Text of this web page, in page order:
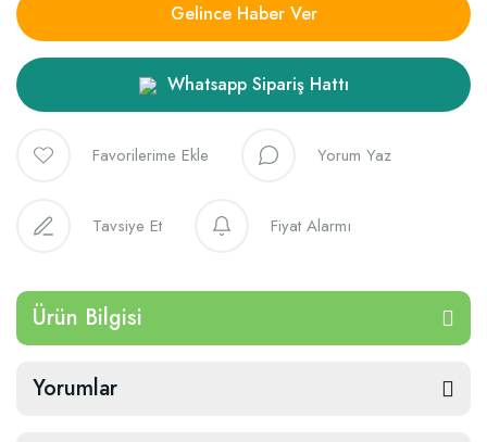
Gelince Haber Ver
Whatsapp Sipariş Hattı
Yorum Yaz
Tavsiye Et Fiyat Alarmı
Ürün Bilgisi
Yorumlar